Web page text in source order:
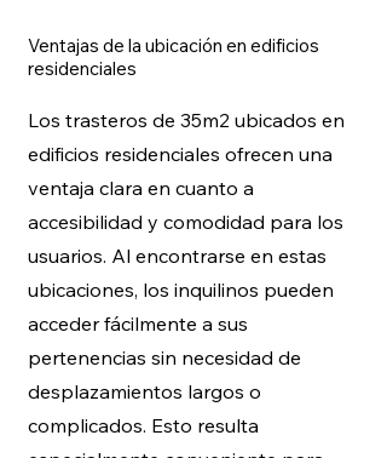
Ventajas de la ubicación en edificios
residenciales
Los trasteros de 35m2 ubicados en
edificios residenciales ofrecen una
ventaja clara en cuanto a
accesibilidad y comodidad para los
usuarios. Al encontrarse en estas
ubicaciones, los inquilinos pueden
acceder fácilmente a sus
pertenencias sin necesidad de
desplazamientos largos o
complicados. Esto resulta